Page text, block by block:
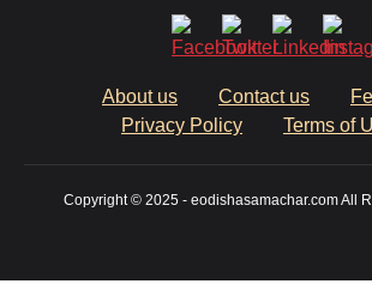
About us Contact us
Privacy Policy
Terms of
Copyright © 2025 - eodishasamachar.com All